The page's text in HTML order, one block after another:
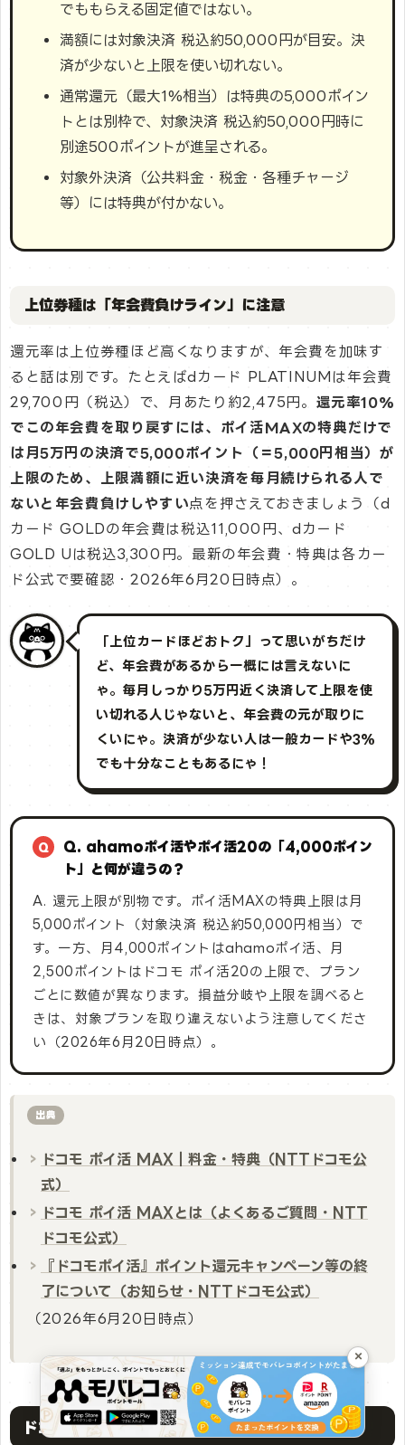
でももらえる固定値ではない。
満額には対象決済 税込約50,000円が目安。決
済が少ないと上限を使い切れない。
通常還元（最大1%相当）は特典の5,000ポイン
トとは別枠で、対象決済 税込約50,000円時に
別途500ポイントが進呈される。
対象外決済（公共料金・税金・各種チャージ
等）には特典が付かない。
上位券種は「年会費負けライン」に注意
還元率は上位券種ほど高くなりますが、年会費を加味す
ると話は別です。たとえばdカード PLATINUMは年会費
29,700円（税込）で、月あたり約2,475円。 還元率10%
でこの年会費を取り戻すには、ポイ活MAXの特典だけで
は月5万円の決済で5,000ポイント（＝5,000円相当）が
上限のため、上限満額に近い決済を毎月続けられる人で
ないと年会費負けしやすい点を押さえておきましょう（d
カード GOLDの年会費は税込11,000円、dカード
GOLD Uは税込3,300円。最新の年会費・特典は各カー
ド公式で要確認・2026年6月20日時点）。
「上位カードほどおトク」って思いがちだけ
ど、年会費があるから一概には言えないに
ゃ。毎月しっかり5万円近く決済して上限を使
い切れる人じゃないと、年会費の元が取りに
くいにゃ。決済が少ない人は一般カードや3%
でも十分なこともあるにゃ！
Q. ahamoポイ活やポイ活20の「4,000ポイン
ト」と何が違うの？
A. 還元上限が別物です。ポイ活MAXの特典上限は月
5,000ポイント（対象決済 税込約50,000円相当）で
す。一方、月4,000ポイントはahamoポイ活、月
2,500ポイントはドコモ ポイ活20の上限で、プラン
ごとに数値が異なります。損益分岐や上限を調べると
きは、対象プランを取り違えないよう注意してくださ
い（2026年6月20日時点）。
出典
ドコモ ポイ活 MAX｜料金・特典（NTTドコモ公
式）
ドコモ ポイ活 MAXとは（よくあるご質問・NTT
ドコモ公式）
『ドコモポイ活』ポイント還元キャンペーン等の終
了について（お知らせ・NTTドコモ公式）
（2026年6月20日時点）
ドコモ ポイ活MAXのデメリット・注意点は何？
×